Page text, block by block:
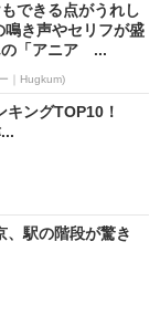
できる点がうれし
鳴き声やセリフが盛
の「アニア ...
｜Hugkum)
キングTOP10！
、駅の階段が驚き